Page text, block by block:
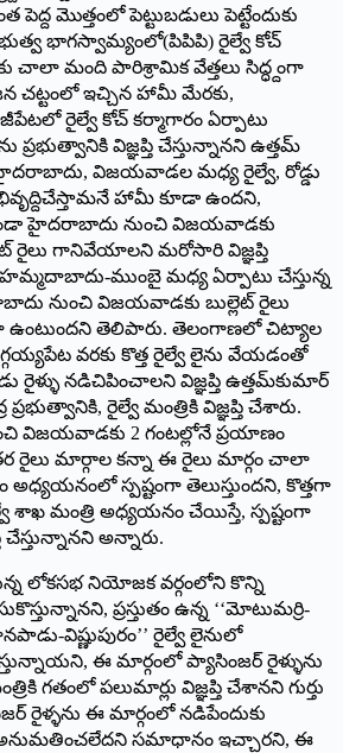
పెద్ద మొత్తంలో పెట్టుబడులు పెట్టేందుకు
భాగస్వామ్యంలో(పిపిపి) రైల్వే కోచ్‌
చాలా మంది పారిశ్రామిక వేత్తలు సిద్ధ్దంగా
చట్టంలో ఇచ్చిన హామీ మేరకు,
రైల్వే కోచ్‌ ‌కర్మాగారం ఏర్పాటు
విజ్ఞప్తి చేస్తున్నానని ఉత్తమ్‌
విజయవాడల మధ్య రైల్వే, రోడ్డు
హామీ కూడా ఉందని,
హైదరాబాదు నుంచి విజయవాడకు
‌రైలు గానివేయాలని మరోసారి విజ్ఞప్తి
ముంబై మధ్య ఏర్పాటు చేస్తున్న
నుంచి విజయవాడకు బుల్లెట్‌ ‌రైలు
తెలిపారు. తెలంగాణలో చిట్యాల
వరకు కొత్త రైల్వే లైను వేయడంతో
రైళ్ళు నడిచిపించాలని విజ్ఞప్తి ఉత్తమ్‌కుమార్‌
ప్రభుత్వానికి, రైల్వే మంత్రికి విజ్ఞప్తి చేశారు.
విజయవాడకు 2 గంటల్లోనే ప్రయాణం
రైలు మార్గాల కన్నా ఈ రైలు మార్గం చాలా
స్పష్టంగా తెలుస్తుందని, కొత్తగా
శాఖ మంత్రి అధ్యయనం చేయిస్తే, స్పష్టంగా
చేస్తున్నానని అన్నారు.
లోకసభ నియోజక వర్గంలోని కొన్ని
ప్రస్తుతం ఉన్న ‘‘మోటుమర్రి-
విష్ణుపురం’’ రైల్వే లైనులో
ఈ మార్గంలో ప్యాసింజర్‌ ‌రైళ్ళును
గతంలో పలుమార్లు విజ్ఞప్తి చేశానని గుర్తు
‌రైళ్ళను ఈ మార్గంలో నడిపేందుకు
అనుమతించలేదని సమాధానం ఇచ్చారని, ఈ